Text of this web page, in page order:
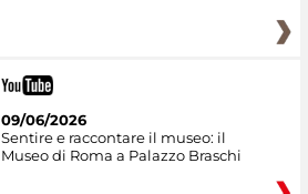
09/06/2026
Sentire e raccontare il museo: il
Museo di Roma a Palazzo Braschi